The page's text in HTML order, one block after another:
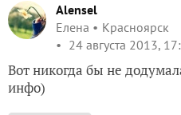
Alensel
Елена
Красноярск
24 августа 2013,
Вот никогда бы не
инфо)